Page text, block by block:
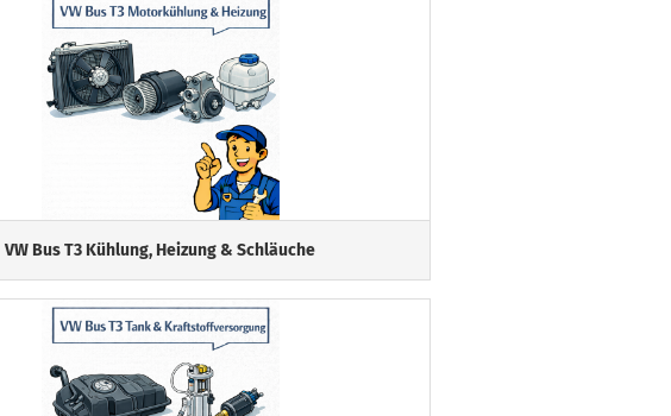
VW Bus T3 Kühlung, Heizung & Schläuche